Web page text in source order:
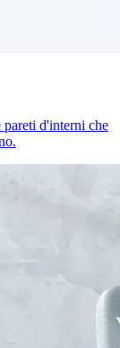
d'interni che